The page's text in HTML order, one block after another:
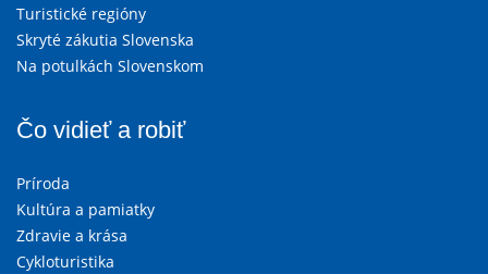
Turistické regióny
Skryté zákutia Slovenska
Na potulkách Slovenskom
Čo vidieť a robiť
Príroda
Kultúra a pamiatky
Zdravie a krása
Cykloturistika